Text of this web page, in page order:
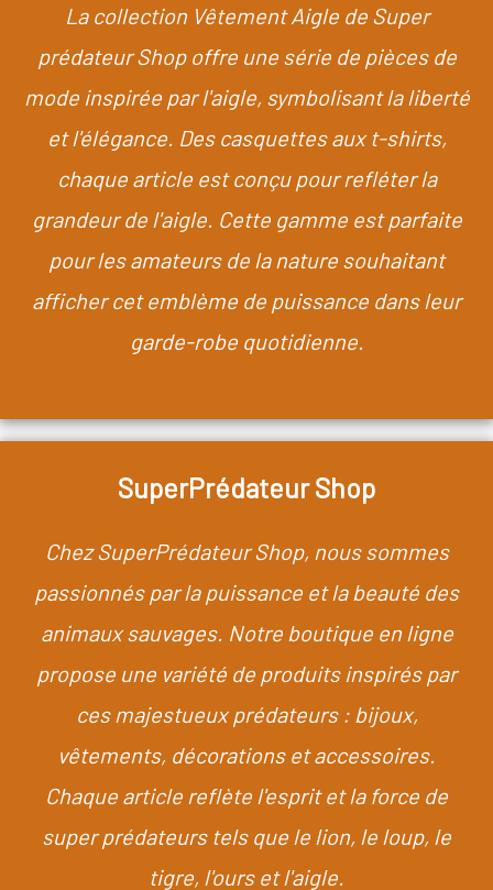
La collection Vêtement Aigle de Super
prédateur Shop offre une série de pièces de
mode inspirée par l'aigle, symbolisant la liberté
et l'élégance. Des casquettes aux t-shirts,
chaque article est conçu pour refléter la
grandeur de l'aigle. Cette gamme est parfaite
pour les amateurs de la nature souhaitant
afficher cet emblème de puissance dans leur
garde-robe quotidienne.
SuperPrédateur Shop
Chez SuperPrédateur Shop, nous sommes
passionnés par la puissance et la beauté des
animaux sauvages. Notre boutique en ligne
propose une variété de produits inspirés par
ces majestueux prédateurs : bijoux,
vêtements, décorations et accessoires.
Chaque article reflète l'esprit et la force de
super prédateurs tels que le lion, le loup, le
tigre, l'ours et l'aigle.